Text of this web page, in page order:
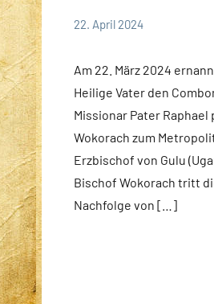
App-
22. April 2024
Andrea
Am 22. März 2024
Heilige Vater den
Missionar Pater Raphael
Wokorach zum
Erzbischof von Gulu
Bischof Wokorach tritt
Nachfolge von […]